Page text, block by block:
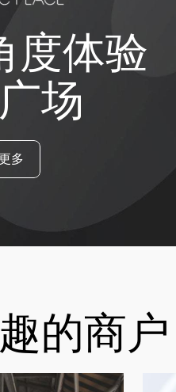
度体验
场
多
的商户